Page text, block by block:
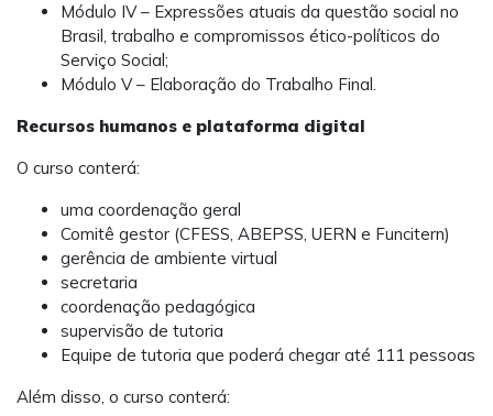
Módulo IV – Expressões atuais da questão social no
Brasil, trabalho e compromissos ético-políticos do
Serviço Social;
Módulo V – Elaboração do Trabalho Final.
Recursos humanos e plataforma digital
O curso conterá:
uma coordenação geral
Comitê gestor (CFESS, ABEPSS, UERN e Funcitern)
gerência de ambiente virtual
secretaria
coordenação pedagógica
supervisão de tutoria
Equipe de tutoria que poderá chegar até 111 pessoas
Além disso, o curso conterá: